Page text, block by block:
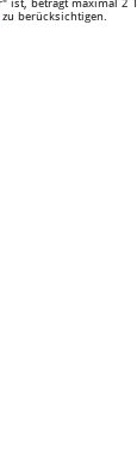
beträgt maximal 2
zu berücksichtigen.